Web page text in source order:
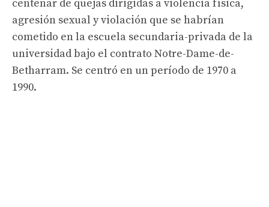
centenar de quejas dirigidas a violencia física,
agresión sexual y violación que se habrían
cometido en la escuela secundaria-privada de la
universidad bajo el contrato Notre-Dame-de-
Betharram. Se centró en un período de 1970 a
1990.